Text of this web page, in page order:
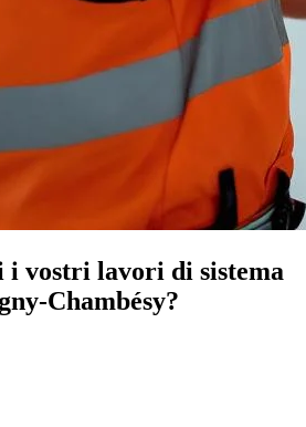
i vostri lavori di sistema
Chambésy?